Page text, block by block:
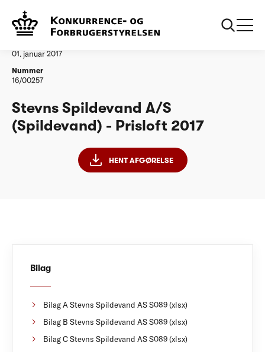
Vandtilsyn
01. januar 2017
Nummer
16/00257
Stevns Spildevand A/S
(Spildevand) - Prisloft 2017
HENT AFGØRELSE
Bilag
Bilag A Stevns Spildevand AS S089 (xlsx)
Bilag B Stevns Spildevand AS S089 (xlsx)
Bilag C Stevns Spildevand AS S089 (xlsx)